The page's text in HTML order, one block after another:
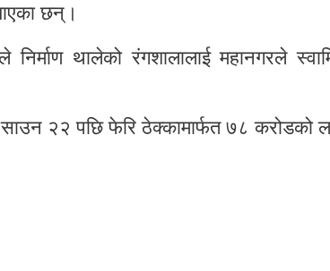
छन्।
निर्माण थालेको रंगशालालाई महानगरले
२२ पछि फेरि ठेक्कामार्फत ७८ करोडको